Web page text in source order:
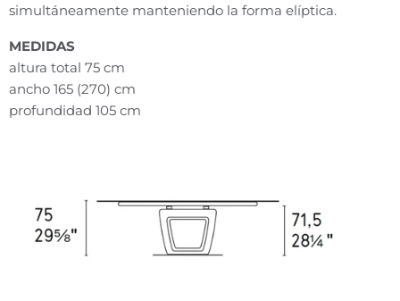
simultáneamente manteniendo la forma elíptica.
MEDIDAS
altura total 75 cm
ancho 165 (270) cm
profundidad 105 cm